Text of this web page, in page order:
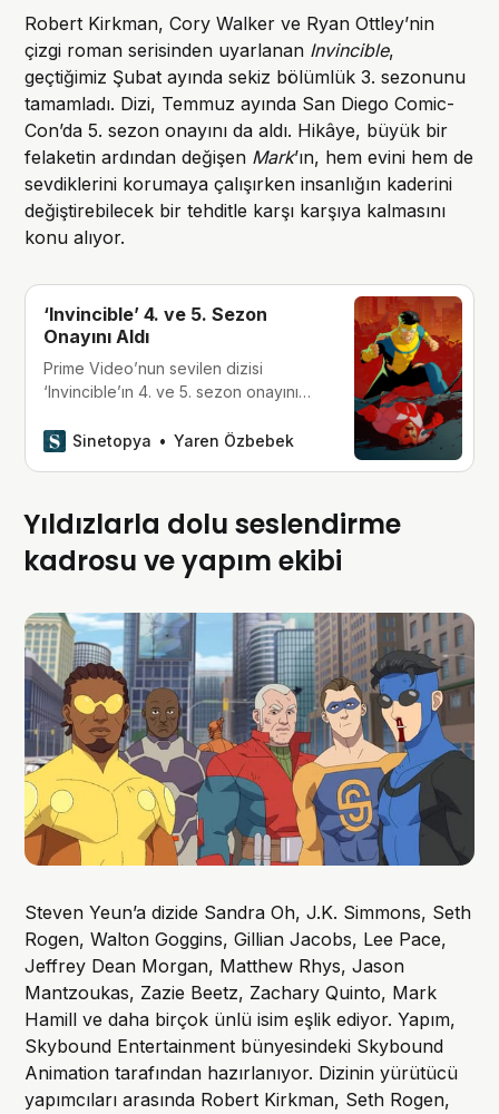
Robert Kirkman, Cory Walker ve Ryan Ottley’nin
çizgi roman serisinden uyarlanan Invincible,
geçtiğimiz Şubat ayında sekiz bölümlük 3. sezonunu
tamamladı. Dizi, Temmuz ayında San Diego Comic-
Con’da 5. sezon onayını da aldı. Hikâye, büyük bir
felaketin ardından değişen Mark’ın, hem evini hem de
sevdiklerini korumaya çalışırken insanlığın kaderini
değiştirebilecek bir tehditle karşı karşıya kalmasını
konu alıyor.
‘Invincible’ 4. ve 5. Sezon
Onayını Aldı
Prime Video’nun sevilen dizisi
‘Invincible’ın 4. ve 5. sezon onayını
paylaştığı haber sonucu ortaya çıktı.
Sinetopya Yaren Özbebek
Yıldızlarla dolu seslendirme
kadrosu ve yapım ekibi
Steven Yeun’a dizide Sandra Oh, J.K. Simmons, Seth
Rogen, Walton Goggins, Gillian Jacobs, Lee Pace,
Jeffrey Dean Morgan, Matthew Rhys, Jason
Mantzoukas, Zazie Beetz, Zachary Quinto, Mark
Hamill ve daha birçok ünlü isim eşlik ediyor. Yapım,
Skybound Entertainment bünyesindeki Skybound
Animation tarafından hazırlanıyor. Dizinin yürütücü
yapımcıları arasında Robert Kirkman, Seth Rogen,